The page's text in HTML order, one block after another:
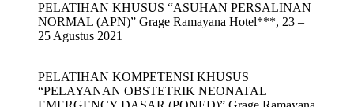
PELATIHAN KHUSUS “ASUHAN PERSALINAN
NORMAL (APN)” Grage Ramayana Hotel***, 23 –
25 Agustus 2021
PELATIHAN KOMPETENSI KHUSUS
“PELAYANAN OBSTETRIK NEONATAL